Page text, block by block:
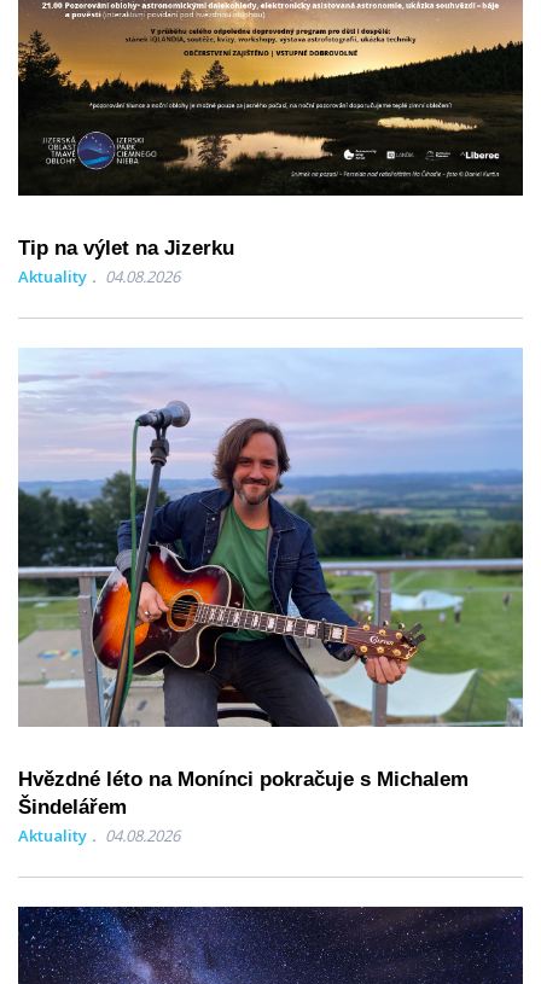
Tip na výlet na Jizerku
Aktuality 04.08.2026
Hvězdné léto na Monínci pokračuje s Michalem
Šindelářem
Aktuality 04.08.2026